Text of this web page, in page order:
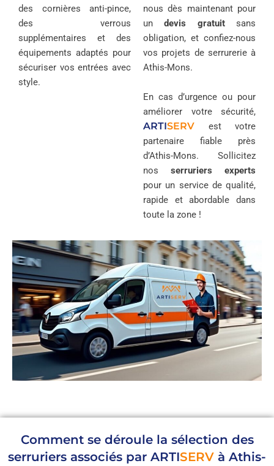
des cornières anti-pince,
des verrous
supplémentaires et des
équipements adaptés pour
sécuriser vos entrées avec
style.
nous dès maintenant pour
undevis gratuitsans
obligation, et confiez-nous
vos projets de serrurerie à
Athis-Mons.
En cas d’urgence ou pour
améliorer votre sécurité,
ARTISERV est votre
partenaire fiable près
d’Athis-Mons. Sollicitez
nos serruriers experts
pour un service de qualité,
rapide et abordable dans
toute la zone !
Comment se déroule la sélection des
serruriers associés par ARTISERV à Athis-